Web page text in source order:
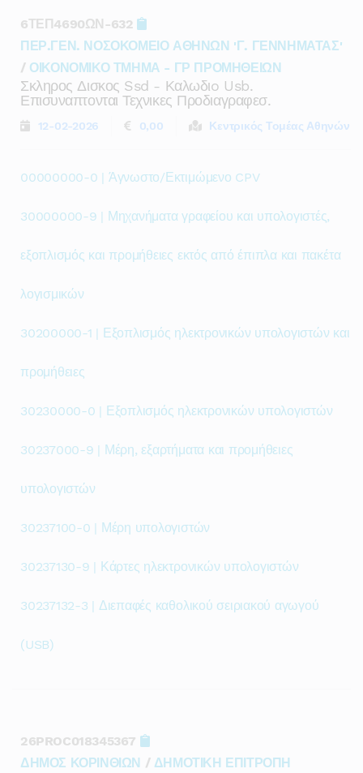
6ΤΕΠ4690ΩΝ-632
ΠΕΡ.ΓΕΝ. ΝΟΣΟΚΟΜΕΙΟ ΑΘΗΝΩΝ 'Γ. ΓΕΝΝΗΜΑΤΑΣ'
/ ΟΙΚΟΝΟΜΙΚΟ ΤΜΗΜΑ - ΓΡ ΠΡΟΜΗΘΕΙΩΝ
Σκληρος Δισκος Ssd - Καλωδιo Usb.
Επισυναπτονται Τεχνικες Προδιαγραφεσ.
12-02-2026 0,00 Κεντρικός Τομέας Αθηνών
00000000-0 | Άγνωστο/Εκτιμώμενο CPV
30000000-9 | Μηχανήματα γραφείου και υπολογιστές,
εξοπλισμός και προμήθειες εκτός από έπιπλα και πακέτα
λογισμικών
30200000-1 | Εξοπλισμός ηλεκτρονικών υπολογιστών και
προμήθειες
30230000-0 | Εξοπλισμός ηλεκτρονικών υπολογιστών
30237000-9 | Μέρη, εξαρτήματα και προμήθειες
υπολογιστών
30237100-0 | Μέρη υπολογιστών
30237130-9 | Κάρτες ηλεκτρονικών υπολογιστών
30237132-3 | Διεπαφές καθολικού σειριακού αγωγού
(USB)
26PROC018345367
ΔΗΜΟΣ ΚΟΡΙΝΘΙΩΝ / ΔΗΜΟΤΙΚΗ ΕΠΙΤΡΟΠΗ